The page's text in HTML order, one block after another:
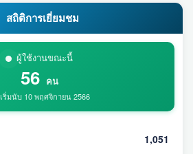
สถิติการเยี่ยมชม
ผู้ใช้งานขณะนี้
56 คน
เริ่มนับ 10 พฤศจิกายน 2566
1,051